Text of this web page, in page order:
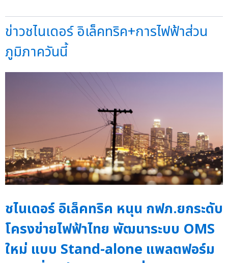
ข่าวชไนเดอร์ อิเล็คทริค+การไฟฟ้าส่วน
ภูมิภาควันนี้
ชไนเดอร์ อิเล็คทริค หนุน กฟภ.ยกระดับ
โครงข่ายไฟฟ้าไทย พัฒนาระบบ OMS
ใหม่ แบบ Stand-alone แพลตฟอร์ม